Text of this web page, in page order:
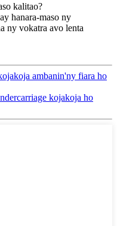
kalitao?
hanara-maso ny
ny vokatra avo lenta
ambanin'ny fiara ho
kojakoja ho